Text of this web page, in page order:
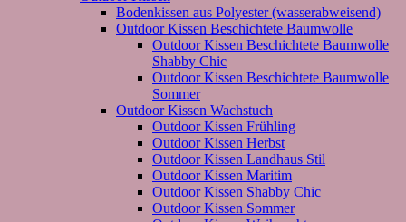
Bodenkissen aus Polyester (wasserabweisend)
Outdoor Kissen Beschichtete Baumwolle
Outdoor Kissen Beschichtete Baumwolle
Shabby Chic
Outdoor Kissen Beschichtete Baumwolle
Sommer
Outdoor Kissen Wachstuch
Outdoor Kissen Frühling
Outdoor Kissen Herbst
Outdoor Kissen Landhaus Stil
Outdoor Kissen Maritim
Outdoor Kissen Shabby Chic
Outdoor Kissen Sommer